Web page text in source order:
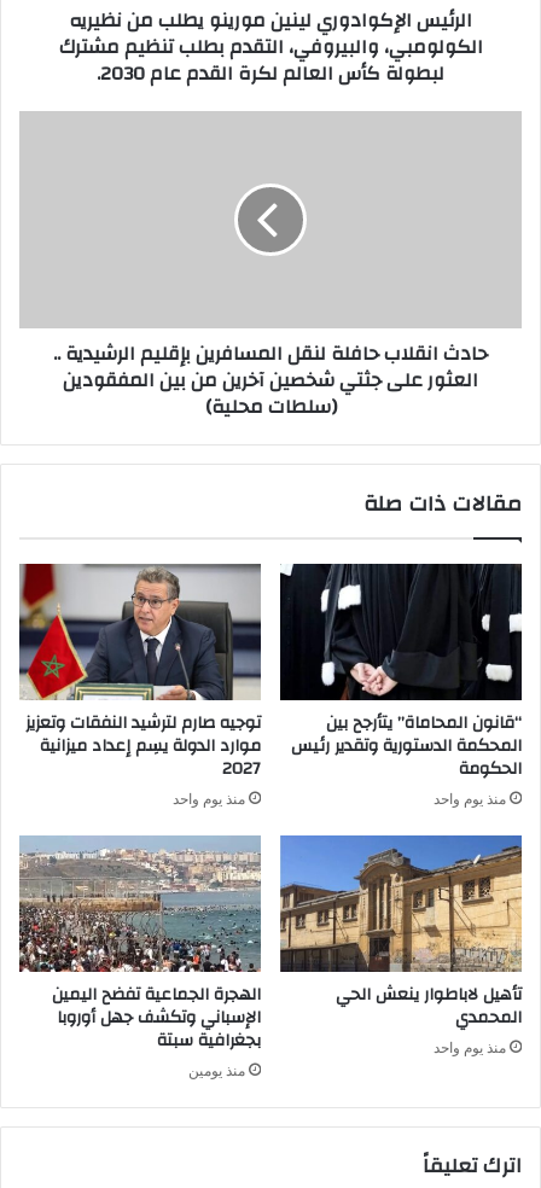
الرئيس الإكوادوري لينين مورينو يطلب من نظيريه
الكولومبي، والبيروفي، التقدم بطلب تنظيم مشترك
لبطولة كأس العالم لكرة القدم عام 2030.
حادث انقلاب حافلة لنقل المسافرين بإقليم الرشيدية ..
العثور على جثتي شخصين آخرين من بين المفقودين
(سلطات محلية)
مقالات ذات صلة
“قانون المحاماة” يتأرجح بين
المحكمة الدستورية وتقدير رئيس
الحكومة
منذ يوم واحد
توجيه صارم لترشيد النفقات وتعزيز
موارد الدولة يسِم إعداد ميزانية
2027
منذ يوم واحد
تأهيل لاباطوار ينعش الحي
المحمدي
منذ يوم واحد
الهجرة الجماعية تفضح اليمين
الإسباني وتكشف جهل أوروبا
بجغرافية سبتة
منذ يومين
اترك تعليقاً